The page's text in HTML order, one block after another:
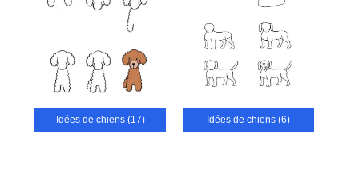
Idées de chiens (17) Idées de chiens (6)